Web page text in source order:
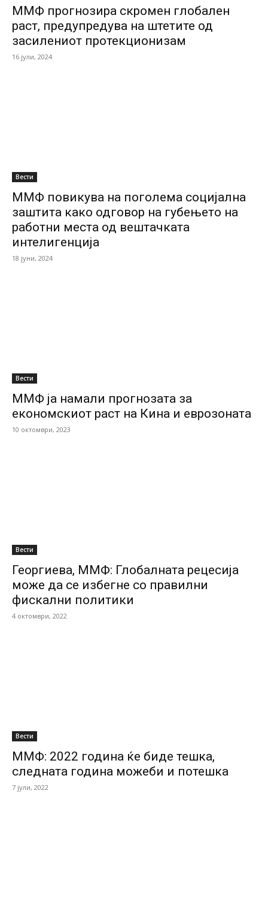
ММФ прогнозира скромен глобален
раст, предупредува на штетите од
засилениот протекционизам
16 јули, 2024
Вести
ММФ повикува на поголема социјална
заштита како одговор на губењето на
работни места од вештачката
интелигенција
18 јуни, 2024
Вести
ММФ ја намали прогнозата за
економскиот раст на Кина и еврозоната
10 октомври, 2023
Вести
Георгиева, ММФ: Глобалната рецесија
може да се избегне сo правилни
фискални политики
4 октомври, 2022
Вести
ММФ: 2022 година ќе биде тешка,
следната година можеби и потешка
7 јули, 2022